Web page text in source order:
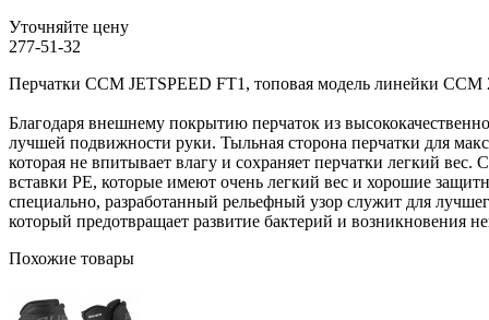
Уточняйте цену
277-51-32
Перчатки CCM JETSPEED FT1, топовая модель линейки CCM
Благодаря внешнему покрытию перчаток из
лучшей подвижности руки. Тыльная сторона перчатки для
которая не впитывает влагу и сохраняет перчатки легкий
вставки PE, которые имеют очень легкий вес и хорошие
специально, разработанный рельефный узор служит для
который предотвращает развитие бактерий и возникновения
Похожие товары